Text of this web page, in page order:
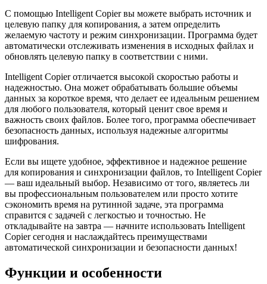
С помощью Intelligent Copier вы можете выбрать источник и
целевую папку для копирования, а затем определить
желаемую частоту и режим синхронизации. Программа будет
автоматически отслеживать изменения в исходных файлах и
обновлять целевую папку в соответствии с ними.
Intelligent Copier отличается высокой скоростью работы и
надежностью. Она может обрабатывать большие объемы
данных за короткое время, что делает ее идеальным решением
для любого пользователя, который ценит свое время и
важность своих файлов. Более того, программа обеспечивает
безопасность данных, используя надежные алгоритмы
шифрования.
Если вы ищете удобное, эффективное и надежное решение
для копирования и синхронизации файлов, то Intelligent Copier
— ваш идеальный выбор. Независимо от того, являетесь ли
вы профессиональным пользователем или просто хотите
сэкономить время на рутинной задаче, эта программа
справится с задачей с легкостью и точностью. Не
откладывайте на завтра — начните использовать Intelligent
Copier сегодня и наслаждайтесь преимуществами
автоматической синхронизации и безопасности данных!
Функции и особенности